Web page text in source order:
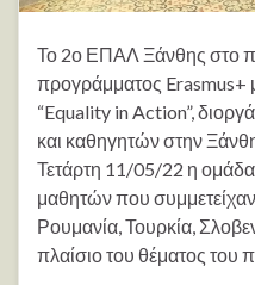
Το 2ο ΕΠΑΛ Ξάνθης στο
προγράμματος Erasmus+
“Equality in Action”,
και καθηγητών στην
Τετάρτη 11/05/22 η
μαθητών που
Ρουμανία, Τουρκία,
πλαίσιο του θέματος του